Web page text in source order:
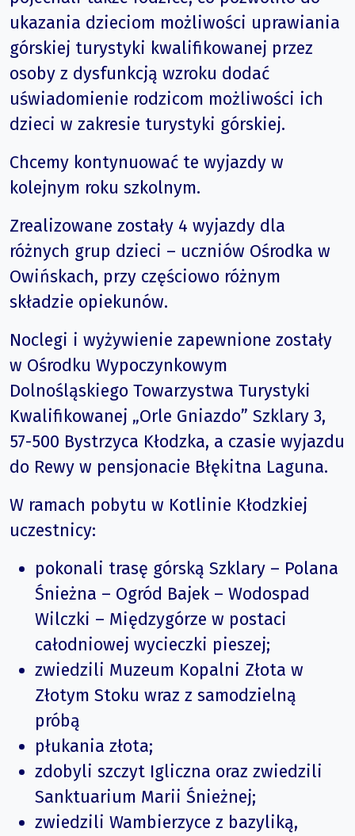
ukazania dzieciom możliwości uprawiania
górskiej turystyki kwalifikowanej przez
osoby z dysfunkcją wzroku dodać
uświadomienie rodzicom możliwości ich
dzieci w zakresie turystyki górskiej.
Chcemy kontynuować te wyjazdy w
kolejnym roku szkolnym.
Zrealizowane zostały 4 wyjazdy dla
różnych grup dzieci – uczniów Ośrodka w
Owińskach, przy częściowo różnym
składzie opiekunów.
Noclegi i wyżywienie zapewnione zostały
w Ośrodku Wypoczynkowym
Dolnośląskiego Towarzystwa Turystyki
Kwalifikowanej „Orle Gniazdo” Szklary 3,
57-500 Bystrzyca Kłodzka, a czasie wyjazdu
do Rewy w pensjonacie Błękitna Laguna.
W ramach pobytu w Kotlinie Kłodzkiej
uczestnicy:
pokonali trasę górską Szklary – Polana
Śnieżna – Ogród Bajek – Wodospad
Wilczki – Międzygórze w postaci
całodniowej wycieczki pieszej;
zwiedzili Muzeum Kopalni Złota w
Złotym Stoku wraz z samodzielną
próbą
płukania złota;
zdobyli szczyt Igliczna oraz zwiedzili
Sanktuarium Marii Śnieżnej;
zwiedzili Wambierzyce z bazyliką,